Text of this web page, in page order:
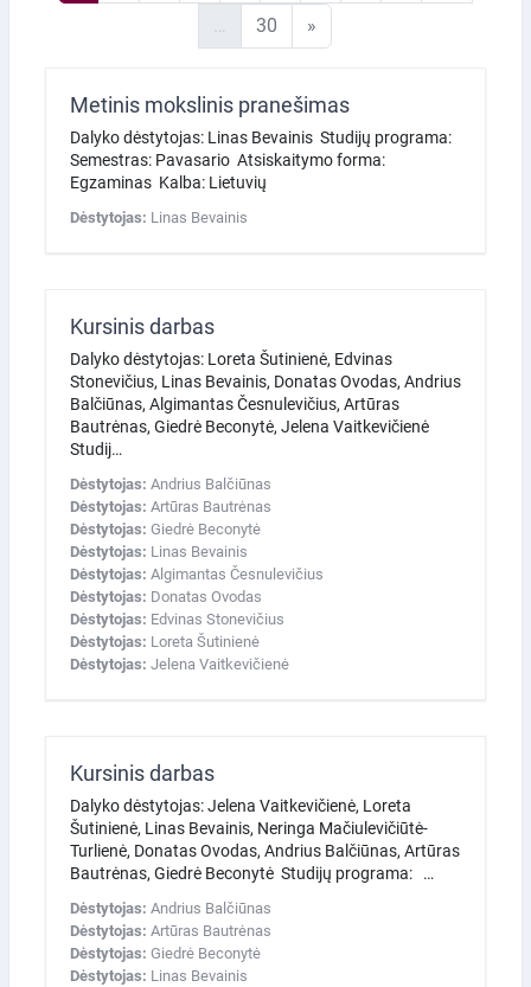
30 30 puslapis
»
Metinis mokslinis pranešimas
Dalyko dėstytojas: Linas Bevainis Studijų programa:
Semestras: Pavasario Atsiskaitymo forma:
Egzaminas Kalba: Lietuvių
Dėstytojas: Linas Bevainis
Kursinis darbas
Dalyko dėstytojas: Loreta Šutinienė, Edvinas
Stonevičius, Linas Bevainis, Donatas Ovodas, Andrius
Balčiūnas, Algimantas Česnulevičius, Artūras
Bautrėnas, Giedrė Beconytė, Jelena Vaitkevičienė
Studij…
Dėstytojas: Andrius Balčiūnas
Dėstytojas: Artūras Bautrėnas
Dėstytojas: Giedrė Beconytė
Dėstytojas: Linas Bevainis
Dėstytojas: Algimantas Česnulevičius
Dėstytojas: Donatas Ovodas
Dėstytojas: Edvinas Stonevičius
Dėstytojas: Loreta Šutinienė
Dėstytojas: Jelena Vaitkevičienė
Kursinis darbas
Dalyko dėstytojas: Jelena Vaitkevičienė, Loreta
Šutinienė, Linas Bevainis, Neringa Mačiulevičiūtė-
Turlienė, Donatas Ovodas, Andrius Balčiūnas, Artūras
Bautrėnas, Giedrė Beconytė Studijų programa: …
Dėstytojas: Andrius Balčiūnas
Dėstytojas: Artūras Bautrėnas
Dėstytojas: Giedrė Beconytė
Dėstytojas: Linas Bevainis